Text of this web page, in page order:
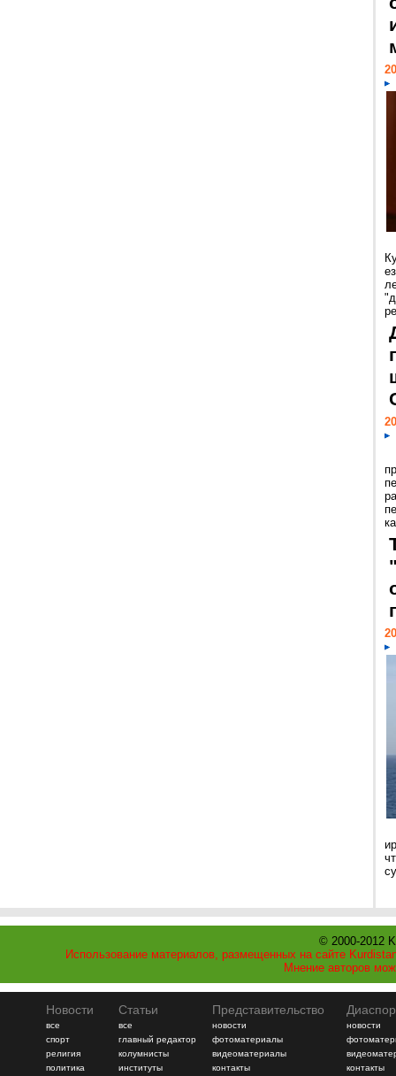
© 2000-2012
Использование материалов, размещенных на сайте
Мнение авторов
Новости
все
спорт
религия
политика
Статьи
все
главный редактор
колумнисты
институты
Представительство
новости
фотоматериалы
видеоматериалы
контакты
новости
контакты